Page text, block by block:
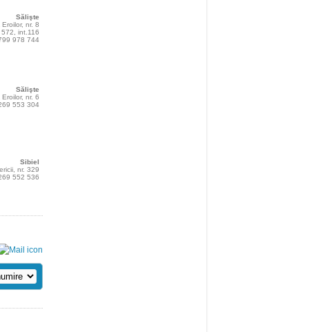
Sălişte
nr. 8
int.116
978 744
Sălişte
nr. 6
553 304
Sibiel
nr. 329
552 536